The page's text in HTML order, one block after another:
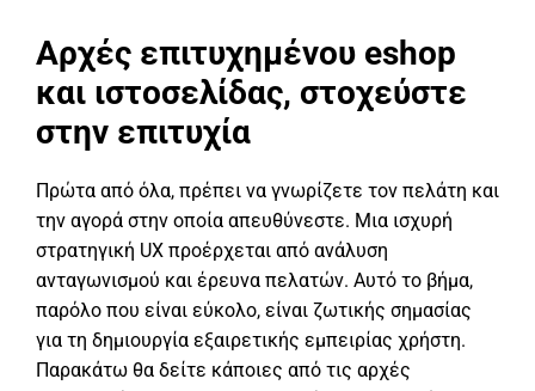
Αρχές επιτυχημένου eshop
και ιστοσελίδας, στοχεύστε
στην επιτυχία
Πρώτα από όλα, πρέπει να γνωρίζετε τον πελάτη και
την αγορά στην οποία απευθύνεστε. Μια ισχυρή
στρατηγική UX προέρχεται από ανάλυση
ανταγωνισμού και έρευνα πελατών. Αυτό το βήμα,
παρόλο που είναι εύκολο, είναι ζωτικής σημασίας
για τη δημιουργία εξαιρετικής εμπειρίας χρήστη.
Παρακάτω θα δείτε κάποιες από τις αρχές